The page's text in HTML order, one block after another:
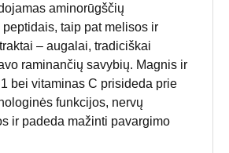
aminorūgščių
peptidais, taip pat melisos ir
– augalai, tradiciškai
raminančių savybių. Magnis ir
bei vitaminas C prisideda prie
funkcijos, nervų
ir padeda mažinti pavargimo